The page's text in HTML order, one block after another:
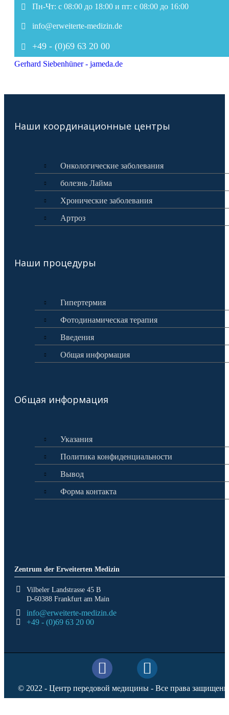
Пн-Чт: с 08:00 до 18:00 и пт: с 08:00 до 16:00
info@erweiterte-medizin.de
+49 - (0)69 63 20 00
Gerhard Siebenhüner - jameda.de
Наши координационные центры
Oнкологические заболевания
болезнь Лайма
Xронические заболевания
Артроз
Наши процедуры
Гипертермия
Фотодинамическая терапия
Введения
Общая информация
Общая информация
Указания
Политика конфиденциальности
Вывод
Форма контакта
Zentrum der Erweiterten Medizin
Vilbeler Landstrasse 45 B
D-60388 Frankfurt am Main
info@erweiterte-medizin.de
+49 - (0)69 63 20 00
© 2022 - Центр передовой медицины - Все права